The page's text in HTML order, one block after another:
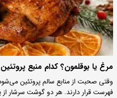
مرغ یا بوقلمون؟ کدام منبع
وقتی صحبت از منابع سالم پروتئین
فهرست قرار دارند. هر دو گوشت سرشار از